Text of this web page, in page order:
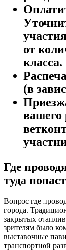
от
класса.
(в
вашего
Где
туда
Вопрос где
города.
закрытых
зрителям было
выставочные
транспортной